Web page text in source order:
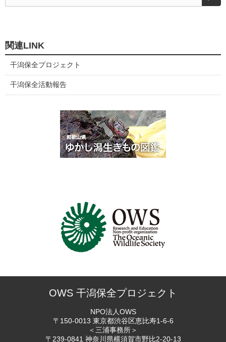
関連LINK
干潟保全プロジェクト
干潟保全活動報告
OWS 干潟保全プロジェクト
NPO法人OWS
〒150-0013 東京都渋谷区恵比寿1-6-6
＜三浦事務所＞
〒239-0841 神奈川県横須賀市野比2-20-13